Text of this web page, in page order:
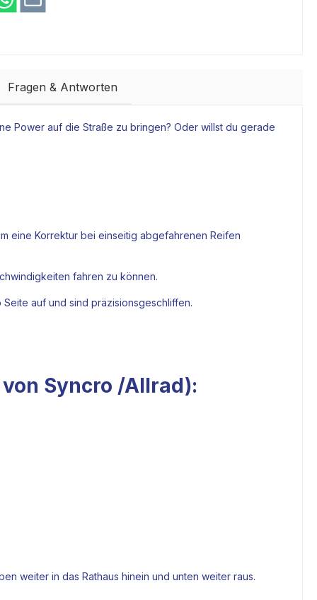
Fragen & Antworten
Power auf die Straße zu bringen? Oder willst du gerade
eine Korrektur bei einseitig abgefahrenen Reifen
fahren zu können.
auf und sind präzisionsgeschliffen.
Syncro /Allrad):
weiter in das Rathaus hinein und unten weiter raus.